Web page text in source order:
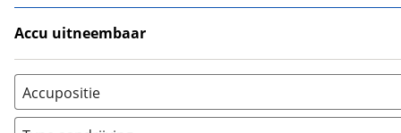
Accu uitneembaar
Nee, vast (0)
Accupositie
Bagagedrager (0)